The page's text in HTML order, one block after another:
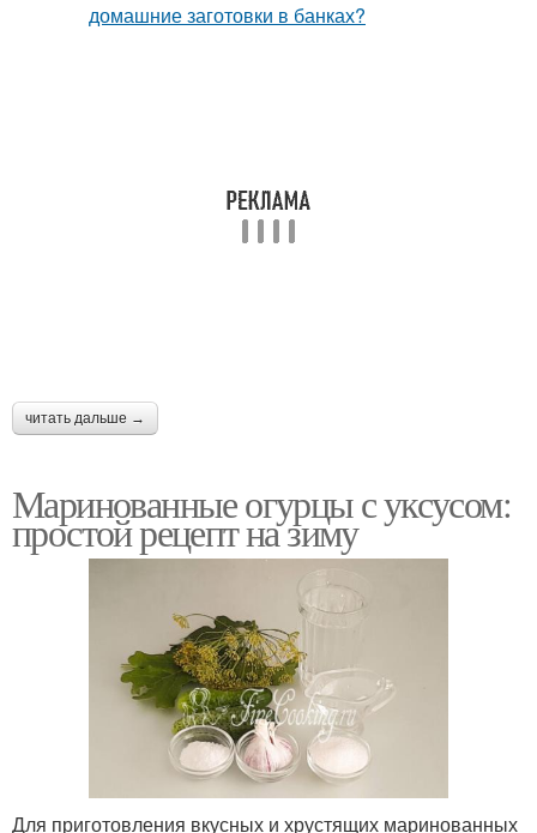
читать дальше →
Маринованные огурцы с уксусом:
простой рецепт на зиму
Для приготовления вкусных и хрустящих маринованных